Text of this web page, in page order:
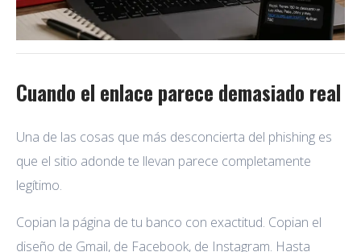
Cuando el enlace parece demasiado real
Una de las cosas que más desconcierta del phishing es
que el sitio adonde te llevan parece completamente
legítimo.
Copian la página de tu banco con exactitud. Copian el
diseño de Gmail, de Facebook, de Instagram. Hasta